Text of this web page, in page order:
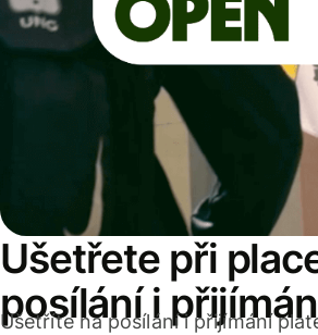
Ušetřete při
posílání i
Ušetříte na posílání i přijímání